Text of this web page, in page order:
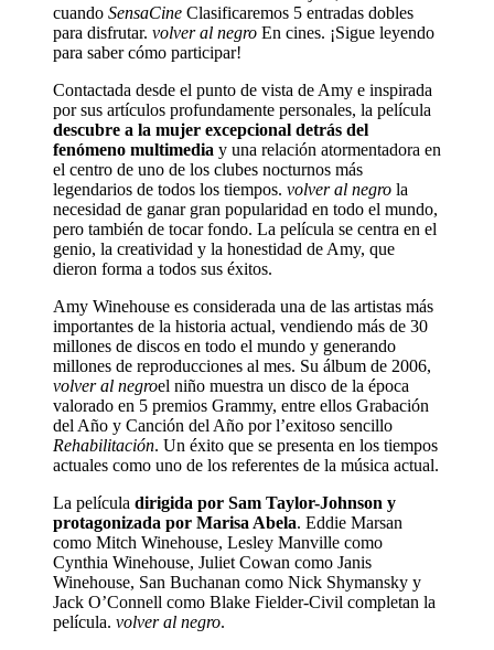
cuando SensaCine Clasificaremos 5 entradas dobles
para disfrutar. volver al negro En cines. ¡Sigue leyendo
para saber cómo participar!
Contactada desde el punto de vista de Amy e inspirada
por sus artículos profundamente personales, la película
descubre a la mujer excepcional detrás del
fenómeno multimedia y una relación atormentadora en
el centro de uno de los clubes nocturnos más
legendarios de todos los tiempos. volver al negro la
necesidad de ganar gran popularidad en todo el mundo,
pero también de tocar fondo. La película se centra en el
genio, la creatividad y la honestidad de Amy, que
dieron forma a todos sus éxitos.
Amy Winehouse es considerada una de las artistas más
importantes de la historia actual, vendiendo más de 30
millones de discos en todo el mundo y generando
millones de reproducciones al mes. Su álbum de 2006,
volver al negroel niño muestra un disco de la época
valorado en 5 premios Grammy, entre ellos Grabación
del Año y Canción del Año por l’exitoso sencillo
Rehabilitación. Un éxito que se presenta en los tiempos
actuales como uno de los referentes de la música actual.
La película dirigida por Sam Taylor-Johnson y
protagonizada por Marisa Abela. Eddie Marsan
como Mitch Winehouse, Lesley Manville como
Cynthia Winehouse, Juliet Cowan como Janis
Winehouse, San Buchanan como Nick Shymansky y
Jack O’Connell como Blake Fielder-Civil completan la
película. volver al negro.